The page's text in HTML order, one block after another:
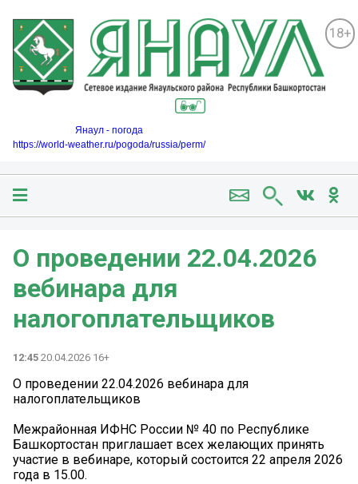
18+
Янаул - погода
https://world-weather.ru/pogoda/russia/perm/
О проведении 22.04.2026
вебинара для
налогоплательщиков
12:45 20.04.2026 16+
О проведении 22.04.2026 вебинара для
налогоплательщиков
Межрайонная ИФНС России № 40 по Республике
Башкортостан приглашает всех желающих принять
участие в вебинаре, который состоится 22 апреля 2026
года в 15.00.